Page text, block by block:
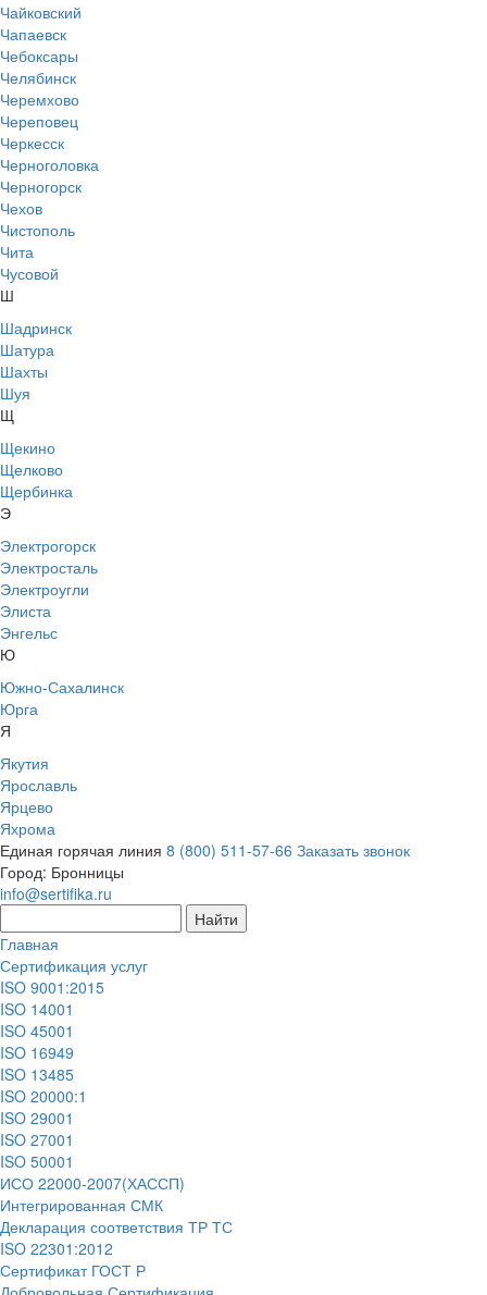
Чайковский
Чапаевск
Чебоксары
Челябинск
Черемхово
Череповец
Черкесск
Черноголовка
Черногорск
Чехов
Чистополь
Чита
Чусовой
Ш
Шадринск
Шатура
Шахты
Шуя
Щ
Щекино
Щелково
Щербинка
Э
Электрогорск
Электросталь
Электроугли
Элиста
Энгельс
Ю
Южно-Сахалинск
Юрга
Я
Якутия
Ярославль
Ярцево
Яхрома
Единая горячая линия 8 (800) 511-57-66 Заказать звонок
Город: Бронницы
info@sertifika.ru
Главная
Сертификация услуг
ISO 9001:2015
ISO 14001
ISO 45001
ISO 16949
ISO 13485
ISO 20000:1
ISO 29001
ISO 27001
ISO 50001
ИСО 22000-2007(ХАССП)
Интегрированная СМК
Декларация соответствия ТР ТС
ISO 22301:2012
Сертификат ГОСТ Р